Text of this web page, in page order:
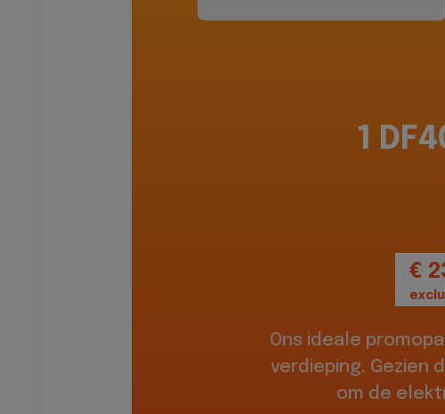
1
€
Ons ideale
verdieping. Gezien
om de